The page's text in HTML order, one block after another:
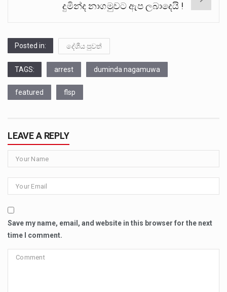
දුමින්ද නාගමුවට ඇප ලබාදෙයි !
Posted in: දේශීය පුවත්
TAGS: arrest duminda nagamuwa
featured flsp
LEAVE A REPLY
Save my name, email, and website in this browser for the next
time I comment.